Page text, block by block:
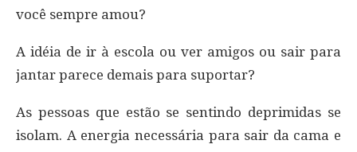
você sempre amou?
A idéia de ir à escola ou ver amigos ou sair para
jantar parece demais para suportar?
As pessoas que estão se sentindo deprimidas se
isolam. A energia necessária para sair da cama e